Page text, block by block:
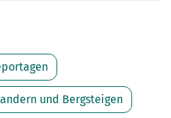
und Bergsteigen